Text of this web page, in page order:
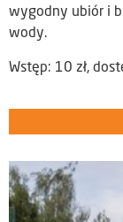
wygodny ubiór i
wody.
Wstęp: 10 zł,